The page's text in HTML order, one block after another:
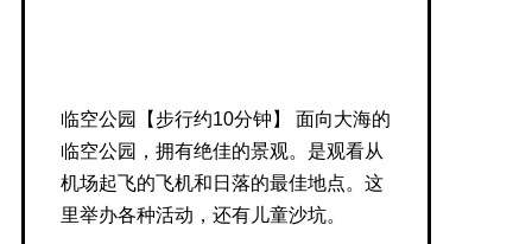
临空公园【步行约10分钟】 面向大海的
临空公园，拥有绝佳的景观。是观看从
机场起飞的飞机和日落的最佳地点。这
里举办各种活动，还有儿童沙坑。